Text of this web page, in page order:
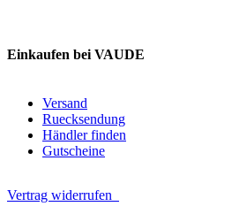
Einkaufen bei VAUDE
Versand
Ruecksendung
Händler finden
Gutscheine
Vertrag widerrufen